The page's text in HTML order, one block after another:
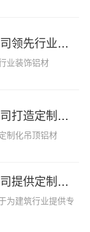
嘉兴吉康铝业有限公司领先行业装饰铝材
业装饰铝材
嘉兴吉康铝业有限公司打造定制化吊顶铝材
制化吊顶铝材
嘉兴吉康铝业有限公司提供定制幕墙解决方案
为建筑行业提供专